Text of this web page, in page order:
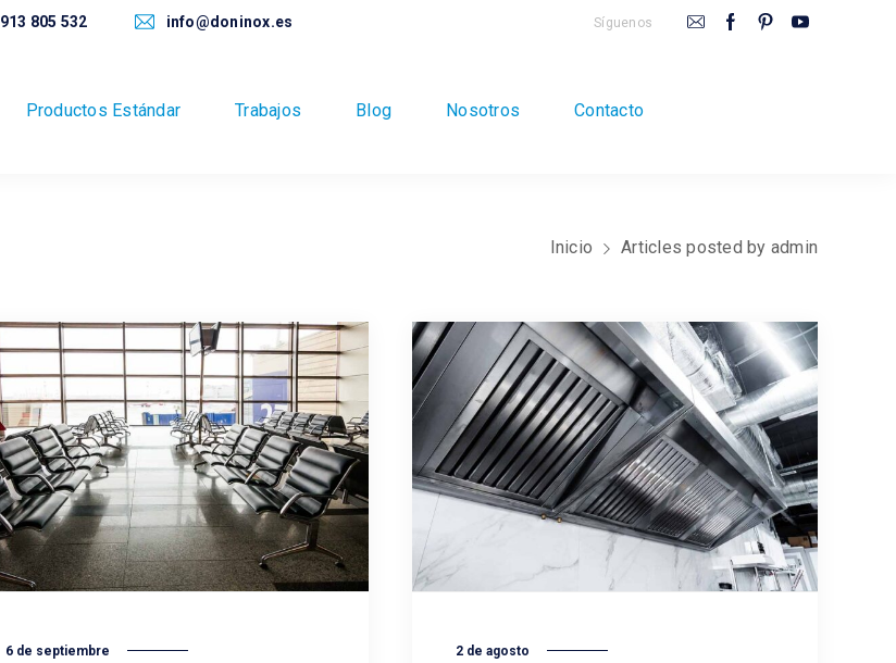
913 805 532 info@doninox.es Síguenos
Productos Estándar Trabajos Blog Nosotros Contacto
Inicio Articles posted by admin
6 de septiembre
2 de agosto